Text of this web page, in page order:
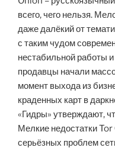
всего, чего нельзя.
даже далёкий от
с таким чудом
нестабильной работы
продавцы начали
момент выхода из
краденных карт в
«Гидры» утверждают,
Мелкие недостатки
серьёзных проблем